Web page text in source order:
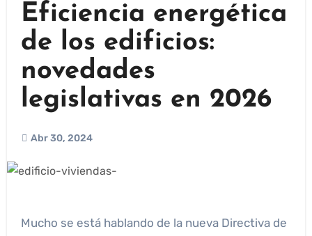
Eficiencia energética
de los edificios:
novedades
legislativas en 2026
Abr 30, 2024
Mucho se está hablando de la nueva Directiva de